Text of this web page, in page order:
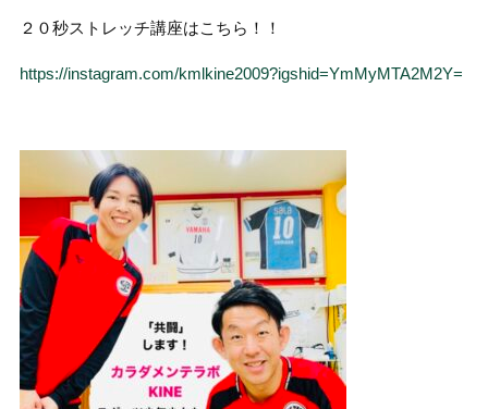
２０秒ストレッチ講座はこちら！！
https://instagram.com/kmlkine2009?igshid=YmMyMTA2M2Y=